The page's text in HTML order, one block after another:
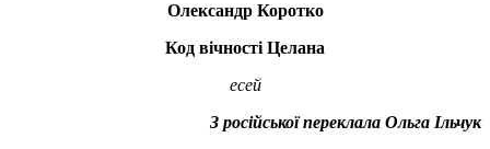
Олександр Коротко
Код вічності Целана
есей
З російської переклала Ольга Ільчук